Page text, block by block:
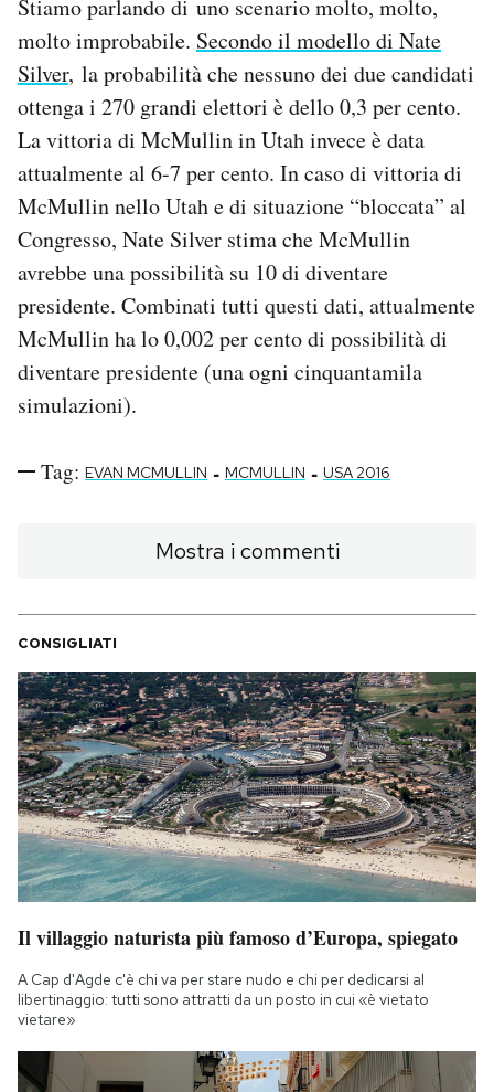
Stiamo parlando di uno scenario molto, molto,
molto improbabile. Secondo il modello di Nate
Silver, la probabilità che nessuno dei due candidati
ottenga i 270 grandi elettori è dello 0,3 per cento.
La vittoria di McMullin in Utah invece è data
attualmente al 6-7 per cento. In caso di vittoria di
McMullin nello Utah e di situazione “bloccata” al
Congresso, Nate Silver stima che McMullin
avrebbe una possibilità su 10 di diventare
presidente. Combinati tutti questi dati, attualmente
McMullin ha lo 0,002 per cento di possibilità di
diventare presidente (una ogni cinquantamila
simulazioni).
Tag: EVAN MCMULLIN - MCMULLIN - USA 2016
Mostra i commenti
CONSIGLIATI
Il villaggio naturista più famoso d’Europa, spiegato
A Cap d'Agde c'è chi va per stare nudo e chi per dedicarsi al
libertinaggio: tutti sono attratti da un posto in cui «è vietato
vietare»